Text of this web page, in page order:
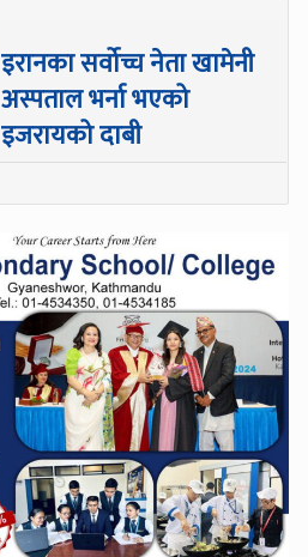
इरानका सर्वोच्च नेता खामेनी
अस्पताल भर्ना भएको
इजरायको दाबी